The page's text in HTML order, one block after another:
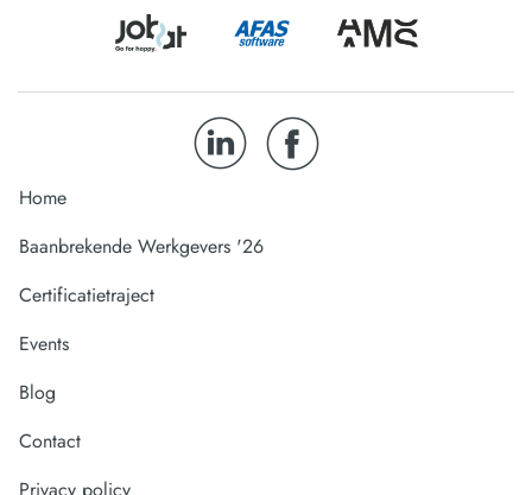
Home
Baanbrekende Werkgevers '26
Certificatietraject
Events
Blog
Contact